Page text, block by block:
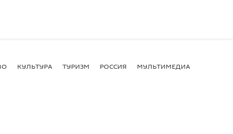
КУЛЬТУРА ТУРИЗМ РОССИЯ МУЛЬТИМЕДИА